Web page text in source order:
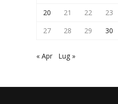
20
21 22 23
27
28 29 30
« Apr Lug »